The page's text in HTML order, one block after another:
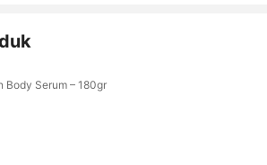
Body Serum – 180gr